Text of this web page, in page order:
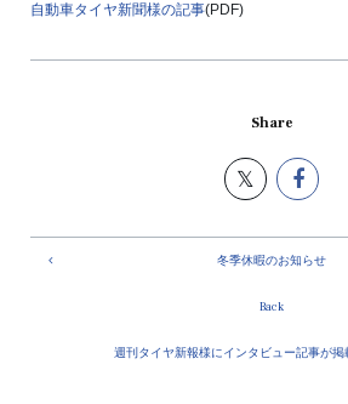
自動車タイヤ新聞様の記事(PDF)
Share
冬季休暇のお知らせ
Back
週刊タイヤ新報様にインタビュー記事が掲